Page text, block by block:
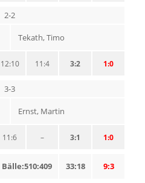
2-2
Tekath, Timo
1:0
3:2
11:4
12:10
3-3
Ernst, Martin
1:0
3:1
–
11:6
9:3
33:18
Bälle:510:409